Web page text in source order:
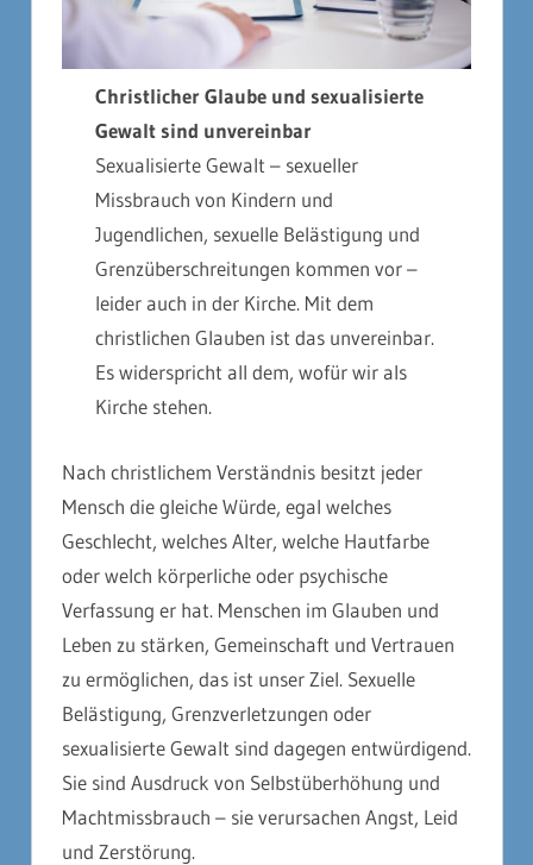
Christlicher Glaube und sexualisierte
Gewalt sind unvereinbar
Sexualisierte Gewalt – sexueller
Missbrauch von Kindern und
Jugendlichen, sexuelle Belästigung und
Grenzüberschreitungen kommen vor –
leider auch in der Kirche. Mit dem
christlichen Glauben ist das unvereinbar.
Es widerspricht all dem, wofür wir als
Kirche stehen.
Nach christlichem Verständnis besitzt jeder
Mensch die gleiche Würde, egal welches
Geschlecht, welches Alter, welche Hautfarbe
oder welch körperliche oder psychische
Verfassung er hat. Menschen im Glauben und
Leben zu stärken, Gemeinschaft und Vertrauen
zu ermöglichen, das ist unser Ziel. Sexuelle
Belästigung, Grenzverletzungen oder
sexualisierte Gewalt sind dagegen entwürdigend.
Sie sind Ausdruck von Selbstüberhöhung und
Machtmissbrauch – sie verursachen Angst, Leid
und Zerstörung.